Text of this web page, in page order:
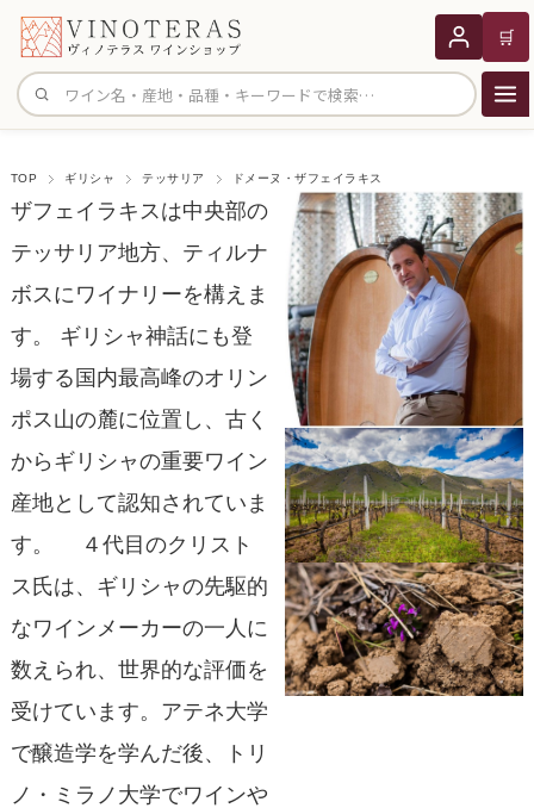
サイト内検索
🛒
TOP ギリシャ テッサリア ドメーヌ・ザフェイラキス
ザフェイラキスは中央部の
テッサリア地方、ティルナ
ボスにワイナリーを構えま
す。 ギリシャ神話にも登
場する国内最高峰のオリン
ポス山の麓に位置し、古く
からギリシャの重要ワイン
産地として認知されていま
す。 ４代目のクリスト
ス氏は、ギリシャの先駆的
なワインメーカーの一人に
数えられ、世界的な評価を
受けています。アテネ大学
で醸造学を学んだ後、トリ
ノ・ミラノ大学でワインや